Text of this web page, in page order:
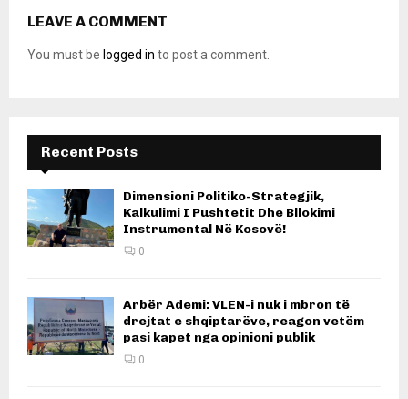
LEAVE A COMMENT
You must be logged in to post a comment.
Recent Posts
Dimensioni Politiko-Strategjik,
Kalkulimi I Pushtetit Dhe Bllokimi
Instrumental Në Kosovë!
0
Arbër Ademi: VLEN-i nuk i mbron të
drejtat e shqiptarëve, reagon vetëm
pasi kapet nga opinioni publik
0